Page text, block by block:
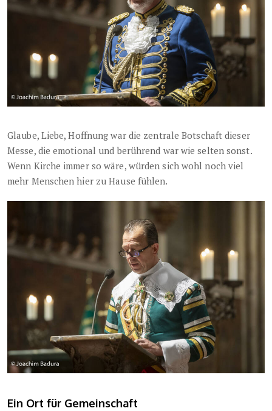
Glaube, Liebe, Hoffnung war die zentrale Botschaft dieser
Messe, die emotional und berührend war wie selten sonst.
Wenn Kirche immer so wäre, würden sich wohl noch viel
mehr Menschen hier zu Hause fühlen.
Ein Ort für Gemeinschaft